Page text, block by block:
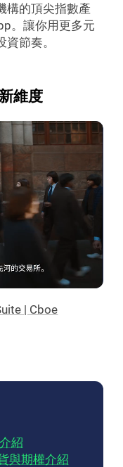
構的頂尖指數產
。讓你用更多元
節奏。
維度
| Cboe
紹
與期權介紹